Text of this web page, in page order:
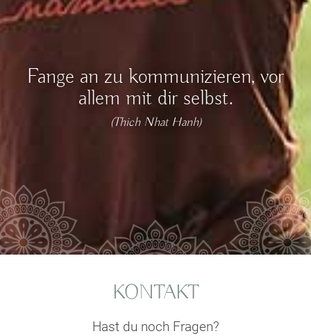
Fange an zu kommunizieren, vor
allem mit dir selbst.
(Thich Nhat Hanh)
KONTAKT
Hast du noch Fragen?